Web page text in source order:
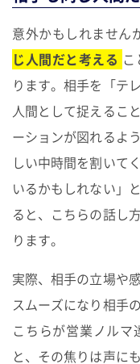
意外かもしれません
じ人間だと考える
ります。相手を「テ
人間として捉えるこ
ーションが図れるよ
しい中時間を割いて
いるかもしれない」
ると、こちらの話し
ります。
実際、相手の立場や
スムーズになり相手
こちらが営業ノルマ
と、その焦りは声に